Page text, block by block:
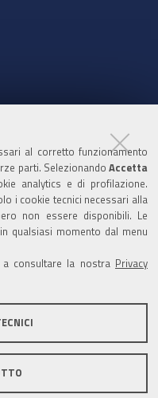
al corretto funzionamento
parti. Selezionando Accetta
analytics e di profilazione.
i cookie tecnici necessari alla
non essere disponibili. Le
qualsiasi momento dal menu
consultare la nostra
Privacy
i pagamenti
o con Avviso di
con PagoPA